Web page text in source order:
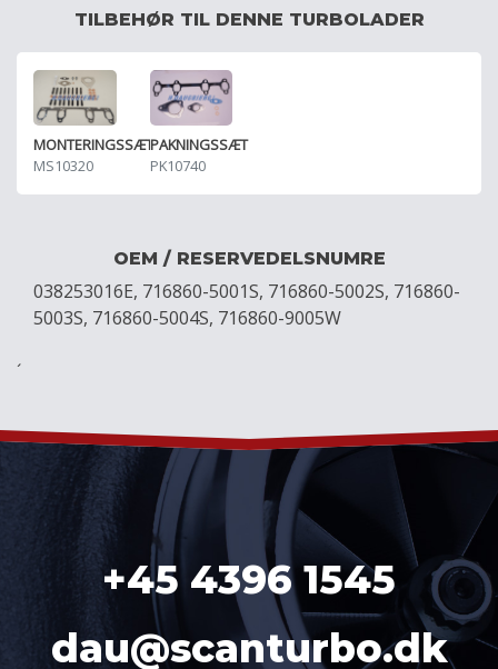
TILBEHØR TIL DENNE TURBOLADER
MONTERINGSSÆT
MS10320
PAKNINGSSÆT
PK10740
OEM / RESERVEDELSNUMRE
038253016E, 716860-5001S, 716860-5002S, 716860-
5003S, 716860-5004S, 716860-9005W
´
+45 4396 1545
dau@scanturbo.dk